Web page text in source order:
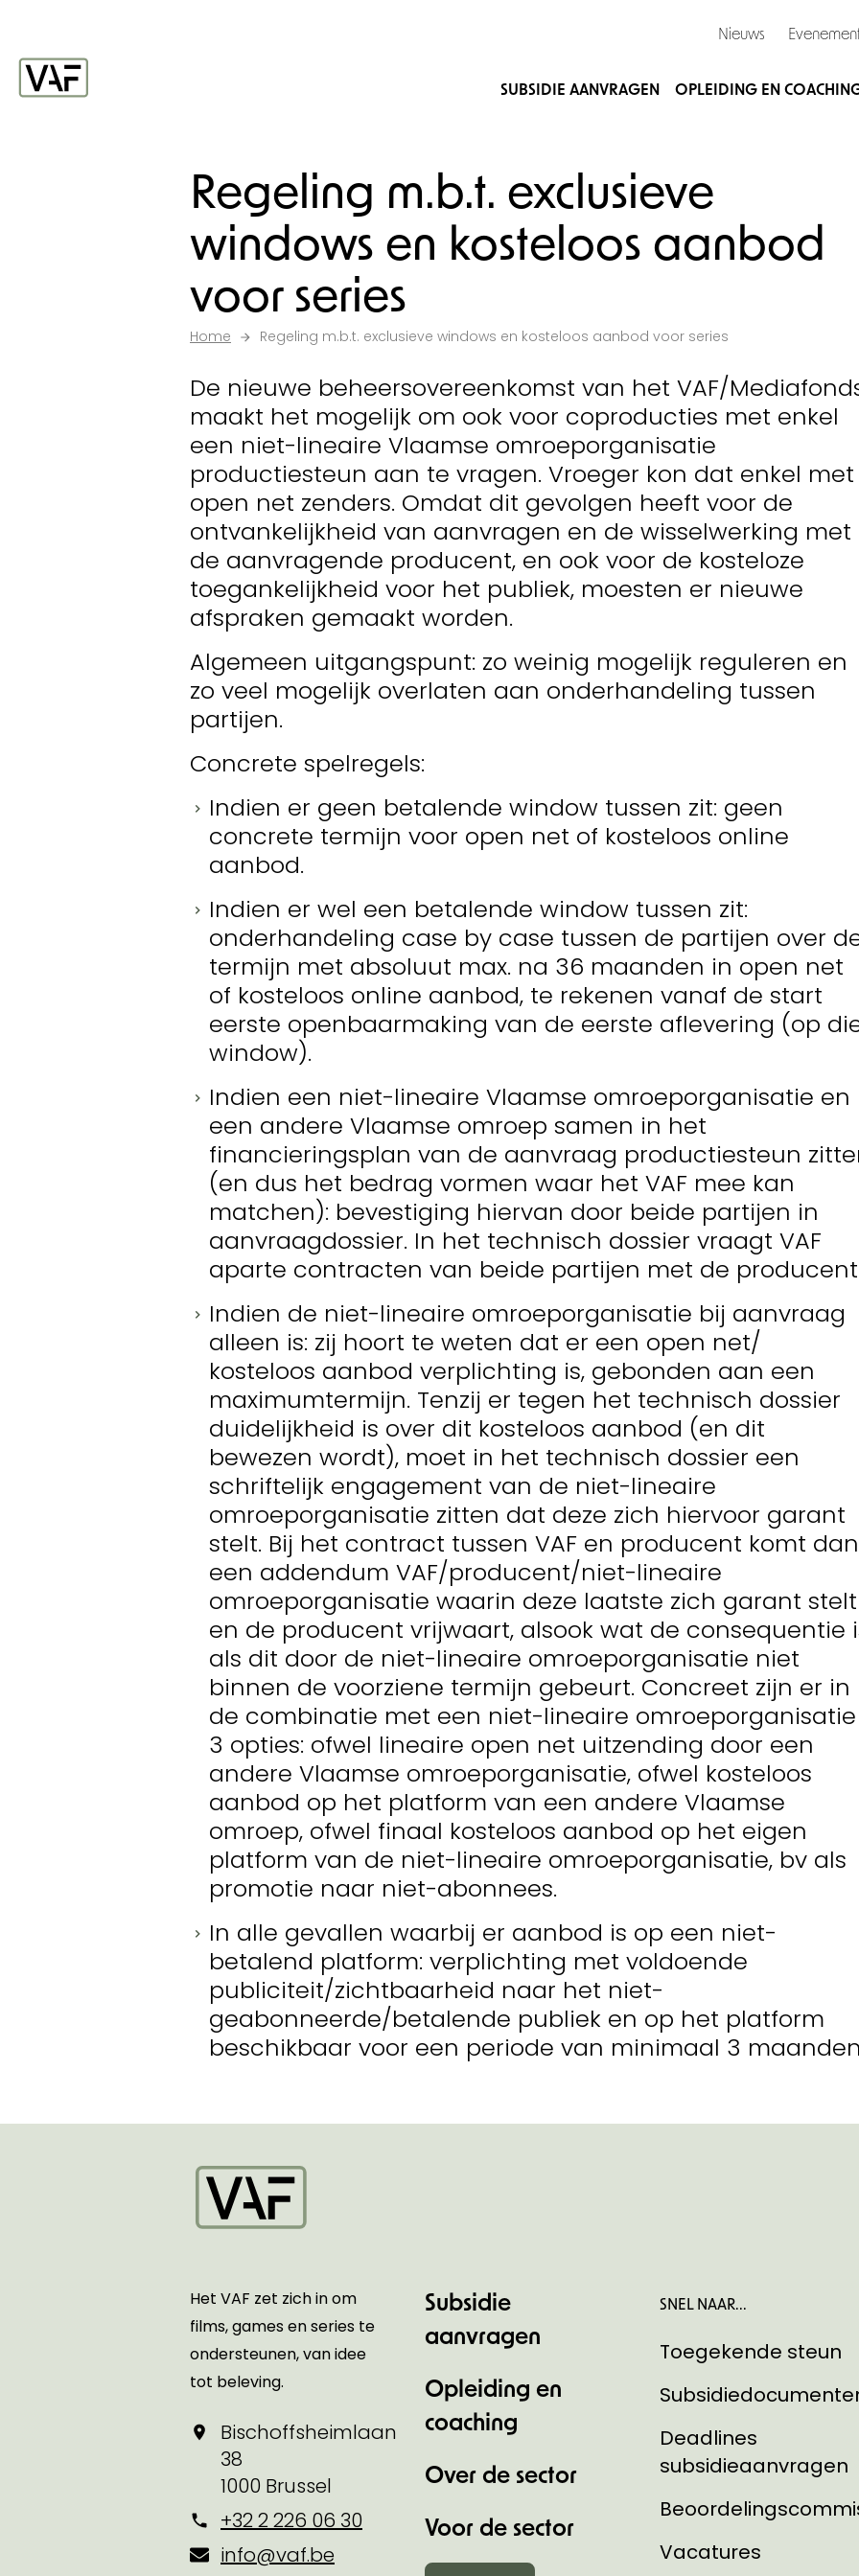
Nieuws
SUBSIDIE AANVRAGEN OPLEIDING EN
Regeling m.b.t. exclusieve
windows en kosteloos aanbod
voor series
Home Regeling m.b.t. exclusieve windows en kosteloos aanbod voor series
De nieuwe beheersovereenkomst van het VAF/
maakt het mogelijk om ook voor coproducties met enkel
een niet-lineaire Vlaamse omroeporganisatie
productiesteun aan te vragen. Vroeger kon dat enkel met
open net zenders. Omdat dit gevolgen heeft voor de
ontvankelijkheid van aanvragen en de wisselwerking met
de aanvragende producent, en ook voor de kosteloze
toegankelijkheid voor het publiek, moesten er nieuwe
afspraken gemaakt worden.
Algemeen uitgangspunt: zo weinig mogelijk reguleren en
zo veel mogelijk overlaten aan onderhandeling tussen
partijen.
Concrete spelregels:
Indien er geen betalende window tussen zit: geen
concrete termijn voor open net of kosteloos online
aanbod.
Indien er wel een betalende window tussen zit:
onderhandeling case by case tussen de partijen over
termijn met absoluut max. na 36 maanden in open net
of kosteloos online aanbod, te rekenen vanaf de start
eerste openbaarmaking van de eerste aflevering (op
window).
Indien een niet-lineaire Vlaamse omroeporganisatie en
een andere Vlaamse omroep samen in het
financieringsplan van de aanvraag productiesteun
(en dus het bedrag vormen waar het VAF mee kan
matchen): bevestiging hiervan door beide partijen in
aanvraagdossier. In het technisch dossier vraagt VAF
aparte contracten van beide partijen met de
Indien de niet-lineaire omroeporganisatie bij aanvraag
alleen is: zij hoort te weten dat er een open net/
kosteloos aanbod verplichting is, gebonden aan een
maximumtermijn. Tenzij er tegen het technisch dossier
duidelijkheid is over dit kosteloos aanbod (en dit
bewezen wordt), moet in het technisch dossier een
schriftelijk engagement van de niet-lineaire
omroeporganisatie zitten dat deze zich hiervoor garant
stelt. Bij het contract tussen VAF en producent komt dan
een addendum VAF/producent/niet-lineaire
omroeporganisatie waarin deze laatste zich garant stelt
en de producent vrijwaart, alsook wat de consequentie
als dit door de niet-lineaire omroeporganisatie niet
binnen de voorziene termijn gebeurt. Concreet zijn er in
de combinatie met een niet-lineaire omroeporganisatie
3 opties: ofwel lineaire open net uitzending door een
andere Vlaamse omroeporganisatie, ofwel kosteloos
aanbod op het platform van een andere Vlaamse
omroep, ofwel finaal kosteloos aanbod op het eigen
platform van de niet-lineaire omroeporganisatie, bv als
promotie naar niet-abonnees.
In alle gevallen waarbij er aanbod is op een niet-
betalend platform: verplichting met voldoende
publiciteit/zichtbaarheid naar het niet-
geabonneerde/betalende publiek en op het platform
beschikbaar voor een periode van minimaal 3
Het VAF zet zich in om
films, games en series te
ondersteunen, van idee
tot beleving.
Bischoffsheimlaan
38
1000 Brussel
+32 2 226 06 30
info@vaf.be
Subsidie
aanvragen
Opleiding en
coaching
Over de sector
Voor de sector
SNEL NAAR...
Toegekende steun
Deadlines
subsidieaanvragen
Vacatures